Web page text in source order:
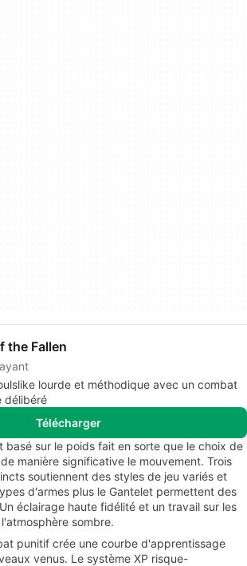
the Fallen
lourde et méthodique avec un combat
délibéré
Télécharger
basé sur le poids fait en sorte que le choix de
manière significative le mouvement. Trois
soutiennent des styles de jeu variés et
d'armes plus le Gantelet permettent des
éclairage haute fidélité et un travail sur les
sombre.
punitif crée une courbe d'apprentissage
venus. Le système XP risque-